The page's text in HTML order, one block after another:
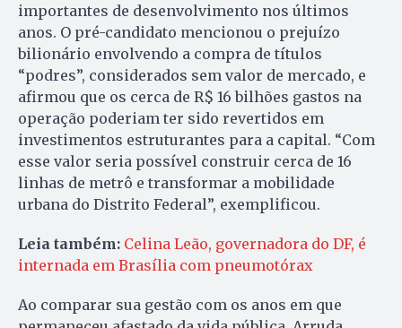
importantes de desenvolvimento nos últimos
anos. O pré-candidato mencionou o prejuízo
bilionário envolvendo a compra de títulos
“podres”, considerados sem valor de mercado, e
afirmou que os cerca de R$ 16 bilhões gastos na
operação poderiam ter sido revertidos em
investimentos estruturantes para a capital. “Com
esse valor seria possível construir cerca de 16
linhas de metrô e transformar a mobilidade
urbana do Distrito Federal”, exemplificou.
Leia também: Celina Leão, governadora do DF, é
internada em Brasília com pneumotórax
Ao comparar sua gestão com os anos em que